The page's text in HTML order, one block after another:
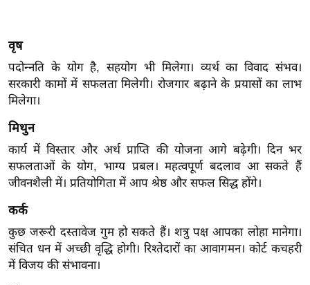
बे
मि
सा
श
ख्सि
य
त
यं
ग
इं
डि
वृष
पदोन्नति के योग है, सहयोग भी मिलेगा। व्यर्थ का विवाद संभव।
सरकारी कामों में सफलता मिलेगी। रोजगार बढ़ाने के प्रयासों का लाभ
मिलेगा।
मिथुन
कार्य में विस्तार और अर्थ प्राप्ति की योजना आगे बढ़ेगी। दिन भर
सफलताओं के योग, भाग्य प्रबल। महत्वपूर्ण बदलाव आ सकते हैं
जीवनशैली में। प्रतियोगिता में आप श्रेष्ठ और सफल सिद्ध होंगे।
कर्क
कुछ जरूरी दस्तावेज गुम हो सकते हैं। शत्रु पक्ष आपका लोहा मानेगा।
संचित धन में अच्छी वृद्धि होगी। रिश्तेदारों का आवागमन। कोर्ट कचहरी
में विजय की संभावना।